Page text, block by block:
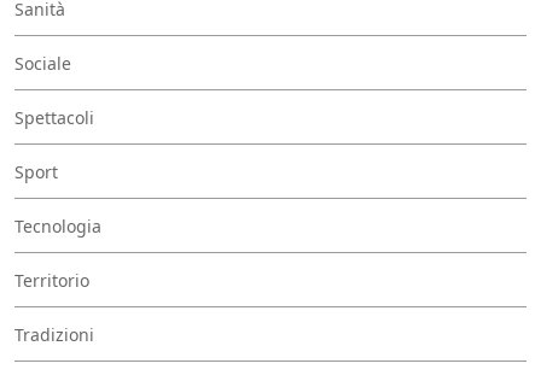
Sanità
Sociale
Spettacoli
Sport
Tecnologia
Territorio
Tradizioni